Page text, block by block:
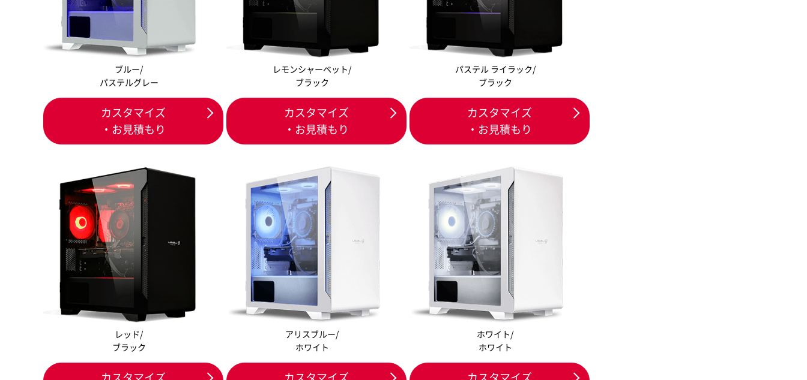
ブルー/
パステルグレー
カスタマイズ
・お見積もり
レモンシャーベット/
ブラック
カスタマイズ
・お見積もり
パステル ライラック/
ブラック
カスタマイズ
・お見積もり
レッド/
ブラック
アリスブルー/
ホワイト
ホワイト/
ホワイト